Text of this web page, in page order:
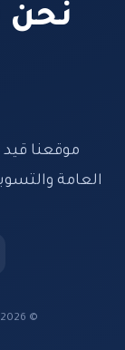
نحن
موقعنا قيد
العامة
© 2026 اتحاد العلاقات · جميع الحقوق محفوظة